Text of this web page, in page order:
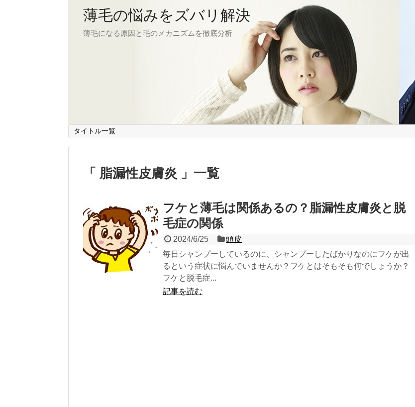
薄毛の悩みをズバリ解決
薄毛になる原因と毛のメカニズムを徹底分析
タイトル一覧
脂漏性皮膚炎 一覧
フケと薄毛は関係あるの？脂漏性皮膚炎と脱
毛症の関係
2024/6/25
頭皮
毎日シャンプーしているのに、シャンプーしたばかりなのにフケが出
るという症状に悩んでいませんか？フケとはそもそも何でしょうか？
フケと脱毛症...
記事を読む